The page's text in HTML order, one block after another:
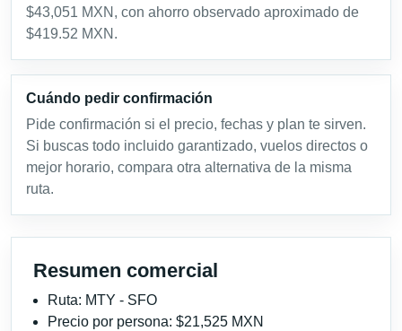
$43,051 MXN, con ahorro observado aproximado de
$419.52 MXN.
Cuándo pedir confirmación
Pide confirmación si el precio, fechas y plan te sirven.
Si buscas todo incluido garantizado, vuelos directos o
mejor horario, compara otra alternativa de la misma
ruta.
Resumen comercial
Ruta: MTY - SFO
Precio por persona: $21,525 MXN